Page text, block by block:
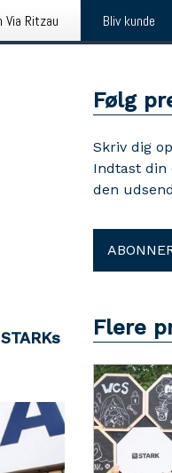
Via Ritzau Bliv kunde
Følg
Skriv dig
Indtast din
den
Flere